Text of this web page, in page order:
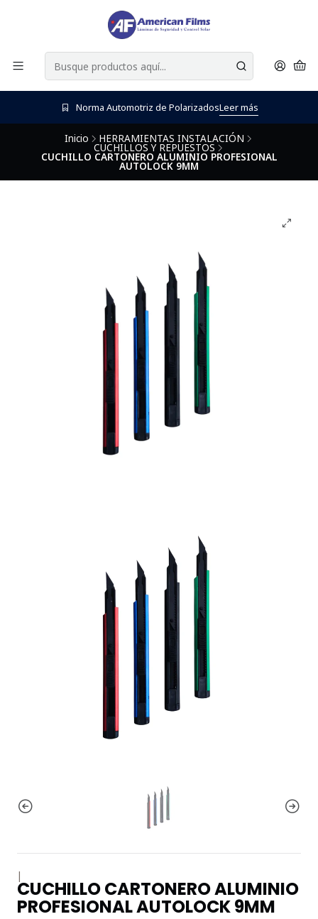
Norma Automotriz de PolarizadosLeer más
Inicio HERRAMIENTAS INSTALACIÓN
CUCHILLOS Y REPUESTOS
CUCHILLO CARTONERO ALUMINIO PROFESIONAL
AUTOLOCK 9MM
|
CUCHILLO CARTONERO ALUMINIO
PROFESIONAL AUTOLOCK 9MM